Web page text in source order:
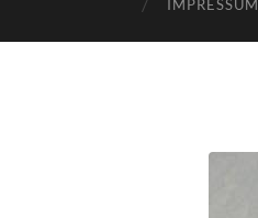
IMPRESSUM